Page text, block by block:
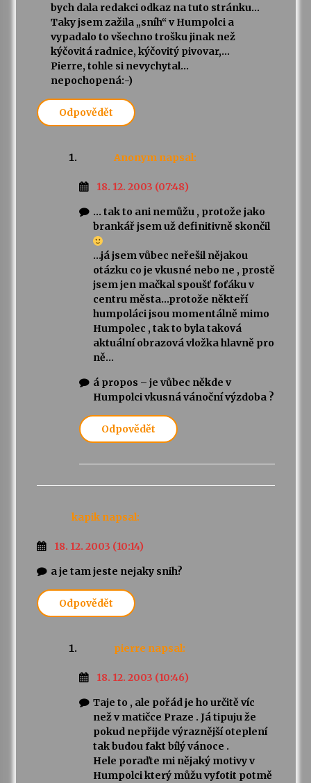
bych dala redakci odkaz na tuto stránku…
Taky jsem zažila „sníh“ v Humpolci a
vypadalo to všechno trošku jinak než
kýčovitá radnice, kýčovitý pivovar,…
Pierre, tohle si nevychytal…
nepochopená:-)
Odpovědět
Anonym napsal:
18. 12. 2003 (07:48)
… tak to ani nemůžu , protože jako
brankář jsem už definitivně skončil
…já jsem vůbec neřešil nějakou
otázku co je vkusné nebo ne , prostě
jsem jen mačkal spoušť foťáku v
centru města…protože někteří
humpoláci jsou momentálně mimo
Humpolec , tak to byla taková
aktuální obrazová vložka hlavně pro
ně…
á propos – je vůbec někde v
Humpolci vkusná vánoční výzdoba ?
Odpovědět
kapik napsal:
18. 12. 2003 (10:14)
a je tam jeste nejaky snih?
Odpovědět
pierre napsal:
18. 12. 2003 (10:46)
Taje to , ale pořád je ho určitě víc
než v matičce Praze . Já tipuju že
pokud nepřijde výraznější oteplení
tak budou fakt bílý vánoce .
Hele poraďte mi nějaký motivy v
Humpolci který můžu vyfotit potmě